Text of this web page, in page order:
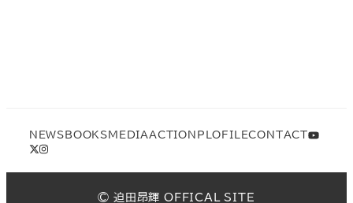
NEWS BOOKS MEDIAACTION PLOFILECONTACT
©︎ 迫田昂輝 OFFICAL SITE